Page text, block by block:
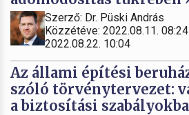
Szerző: Dr. Püski András
Közzétéve: 2022.08.11.
2022.08.22. 10:04
Az állami építési
szóló törvénytervezet:
a biztosítási